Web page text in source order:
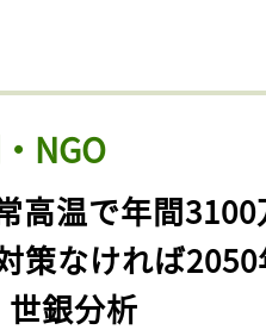
NGO
高温で年間
策なければ
銀分析